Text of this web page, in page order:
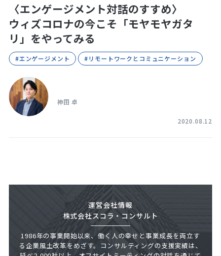
〈エンゲージメント対話のすすめ〉
ウィズコロナの今こそ「モヤモヤガタ
リ」をやってみる
#エンゲージメント #リモートワークとコミュニケーション
神田 卓
2020.08.12
運営会社情報
株式会社スコラ・コンサルト
1986年の事業開始以来、働く人の幸せと事業成長を両立す
る企業風土改革をめざす。コンサルティングの支援実績は、